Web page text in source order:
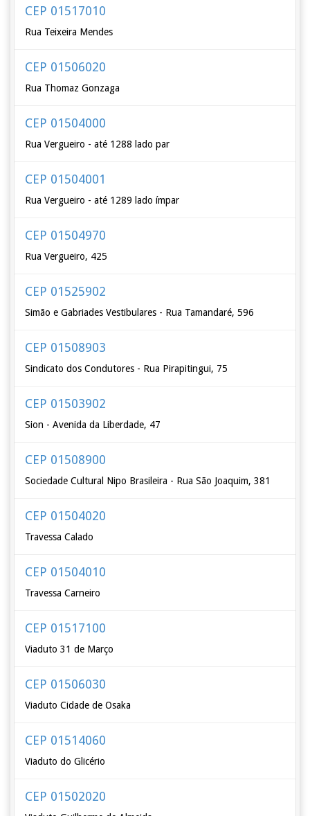
CEP 01517010
Rua Teixeira Mendes
CEP 01506020
Rua Thomaz Gonzaga
CEP 01504000
Rua Vergueiro - até 1288 lado par
CEP 01504001
Rua Vergueiro - até 1289 lado ímpar
CEP 01504970
Rua Vergueiro, 425
CEP 01525902
Simão e Gabriades Vestibulares - Rua Tamandaré, 596
CEP 01508903
Sindicato dos Condutores - Rua Pirapitingui, 75
CEP 01503902
Sion - Avenida da Liberdade, 47
CEP 01508900
Sociedade Cultural Nipo Brasileira - Rua São Joaquim, 381
CEP 01504020
Travessa Calado
CEP 01504010
Travessa Carneiro
CEP 01517100
Viaduto 31 de Março
CEP 01506030
Viaduto Cidade de Osaka
CEP 01514060
Viaduto do Glicério
CEP 01502020